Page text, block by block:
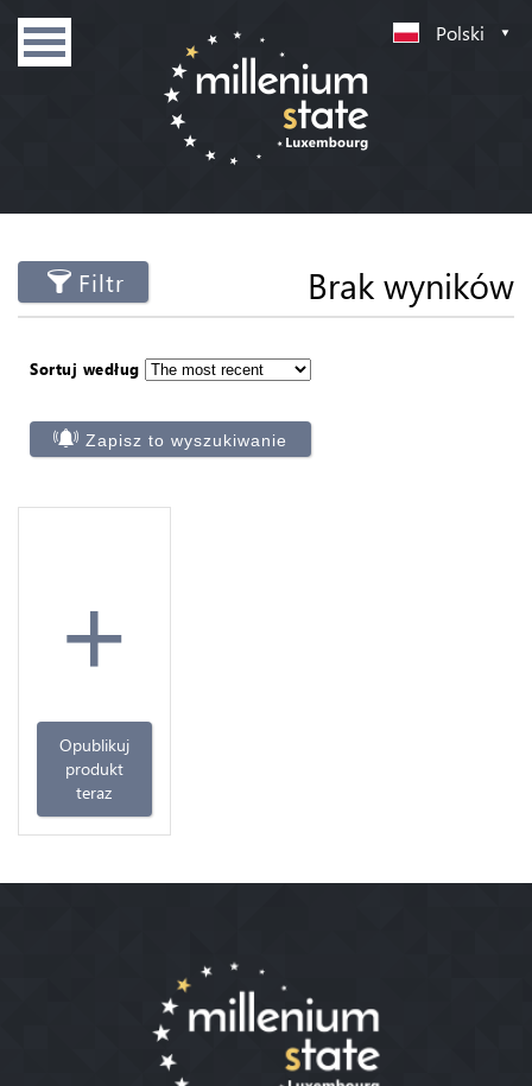
Polski
Filtr Brak wyników
Sortuj według
Zapisz to wyszukiwanie
+
Opublikuj
produkt
teraz